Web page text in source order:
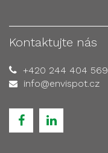
Kontaktujte nás
+420 244 404 569
info@envispot.cz